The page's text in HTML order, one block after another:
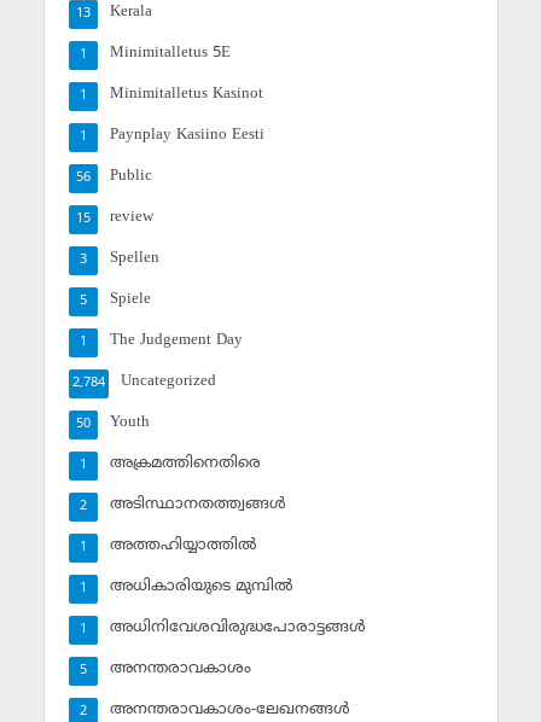
Kerala
13
Minimitalletus 5E
1
Minimitalletus Kasinot
1
Paynplay Kasiino Eesti
1
Public
56
review
15
Spellen
3
Spiele
5
The Judgement Day
1
Uncategorized
2,784
Youth
50
അക്രമത്തിനെതിരെ
1
അടിസ്ഥാനതത്ത്വങ്ങള്‍
2
അത്തഹിയ്യാത്തില്‍
1
അധികാരിയുടെ മുമ്പില്‍
1
അധിനിവേശവിരുദ്ധപോരാട്ടങ്ങള്‍
1
അനന്തരാവകാശം
5
അനന്തരാവകാശം-ലേഖനങ്ങള്‍
2